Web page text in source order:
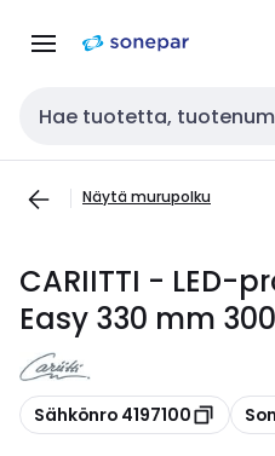
navigointiinsisältöön
Haku
Näytä murupolku
CARIITTI - LED-
Easy 330 mm
Kopioi
Sähkönro 4197100